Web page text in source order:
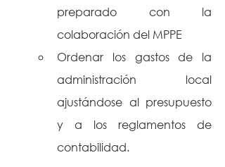
preparado con la
colaboración del MPPE
Ordenar los gastos de la
administración local
ajustándose al presupuesto
y a los reglamentos de
contabilidad.